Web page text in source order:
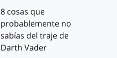
8 cosas que
probablemente no
sabías del traje de
Darth Vader